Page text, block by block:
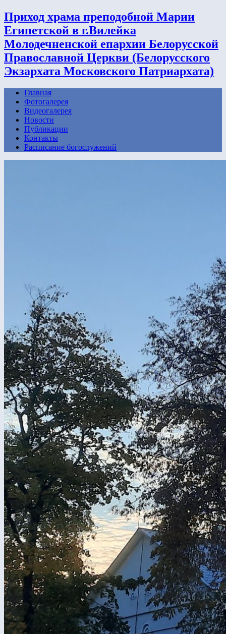
Приход храма преподобной Марии
Египетской в г.Вилейка
Молодечненской епархии Белорусской
Православной Церкви (Белорусского
Экзархата Московского Патриархата)
Главная
Фотогалерея
Видеогалерея
Новости
Публикации
Контакты
Расписание богослужений